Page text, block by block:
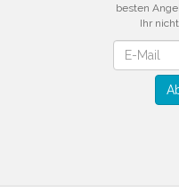
besten
Ihr